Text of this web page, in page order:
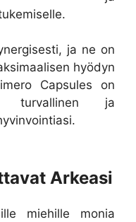
ja ne on
hyödyn
Capsules on
turvallinen ja
Arkeasi
miehille monia